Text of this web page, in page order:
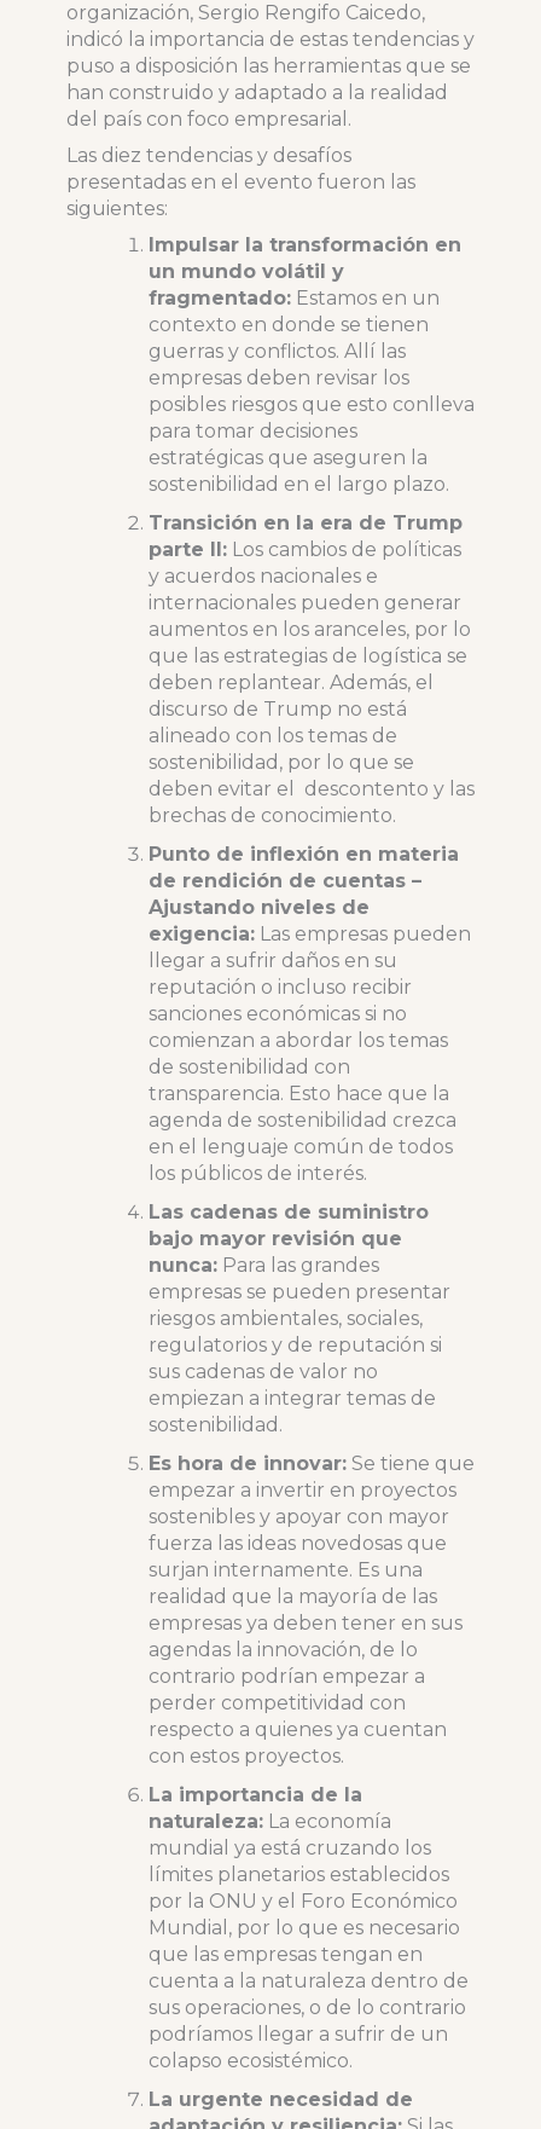
organización, Sergio Rengifo Caicedo,
indicó la importancia de estas tendencias y
puso a disposición las herramientas que se
han construido y adaptado a la realidad
del país con foco empresarial.
Las diez tendencias y desafíos
presentadas en el evento fueron las
siguientes:
Impulsar la transformación en
un mundo volátil y
fragmentado:Estamos en un
contexto en donde se tienen
guerras y conflictos. Allí las
empresas deben revisar los
posibles riesgos que esto conlleva
para tomar decisiones
estratégicas que aseguren la
sostenibilidad en el largo plazo.
Transición en la era de Trump
parte II:Los cambios de políticas
y acuerdos nacionales e
internacionales pueden generar
aumentos en los aranceles, por lo
que las estrategias de logística se
deben replantear. Además, el
discurso de Trump no está
alineado con los temas de
sostenibilidad, por lo que se
deben evitar el descontento y las
brechas de conocimiento.
Punto de inflexión en materia
de rendición de cuentas –
Ajustando niveles de
exigencia:Las empresas pueden
llegar a sufrir daños en su
reputación o incluso recibir
sanciones económicas si no
comienzan a abordar los temas
de sostenibilidad con
transparencia. Esto hace que la
agenda de sostenibilidad crezca
en el lenguaje común de todos
los públicos de interés.
Las cadenas de suministro
bajo mayor revisión que
nunca:Para las grandes
empresas se pueden presentar
riesgos ambientales, sociales,
regulatorios y de reputación si
sus cadenas de valor no
empiezan a integrar temas de
sostenibilidad.
Es hora de innovar:Se tiene que
empezar a invertir en proyectos
sostenibles y apoyar con mayor
fuerza las ideas novedosas que
surjan internamente. Es una
realidad que la mayoría de las
empresas ya deben tener en sus
agendas la innovación, de lo
contrario podrían empezar a
perder competitividad con
respecto a quienes ya cuentan
con estos proyectos.
La importancia de la
naturaleza:La economía
mundial ya está cruzando los
límites planetarios establecidos
por la ONU y el Foro Económico
Mundial, por lo que es necesario
que las empresas tengan en
cuenta a la naturaleza dentro de
sus operaciones, o de lo contrario
podríamos llegar a sufrir de un
colapso ecosistémico.
La urgente necesidad de